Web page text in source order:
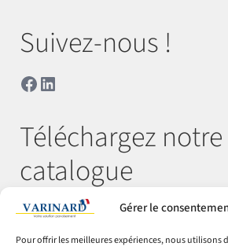
Gérer le
Pour offrir les meilleures expériences, nous utilisons
Suivez-nous !
Facebook
LinkedIn
Téléchargez notre
catalogue